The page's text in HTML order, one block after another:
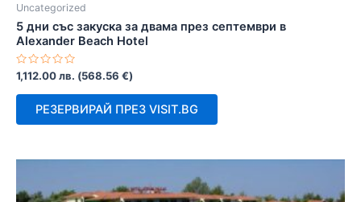
Uncategorized
5 дни със закуска за двама през септември в
Alexander Beach Hotel
Оценено
с
0
1,112.00лв. (568.56 €)
РЕЗЕРВИРАЙ ПРЕЗ VISIT.BG